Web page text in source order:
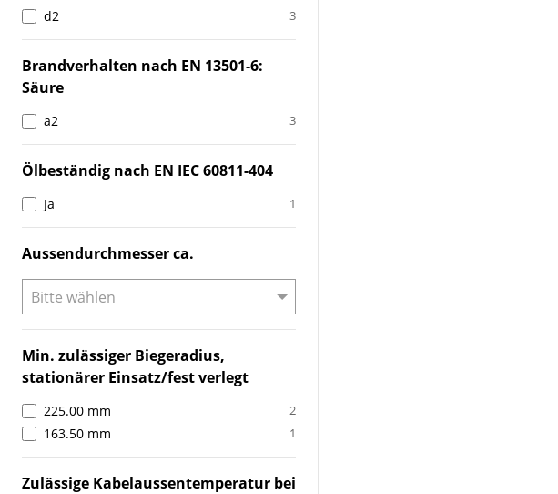
d2 3
Brandverhalten nach EN 13501-6:
Säure
a2 3
Ölbeständig nach EN IEC 60811-404
Ja 1
Aussendurchmesser ca.
Min. zulässiger Biegeradius,
stationärer Einsatz/fest verlegt
225.00 mm 2
163.50 mm 1
Zulässige Kabelaussentemperatur bei